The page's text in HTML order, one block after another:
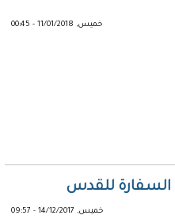
خميس, 11/01/2018 - 00:45
السفارة للقدس
خميس, 14/12/2017 - 09:57